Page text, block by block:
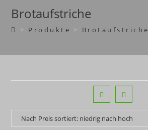
Brotaufstriche
> Produkte > Brotaufstriche